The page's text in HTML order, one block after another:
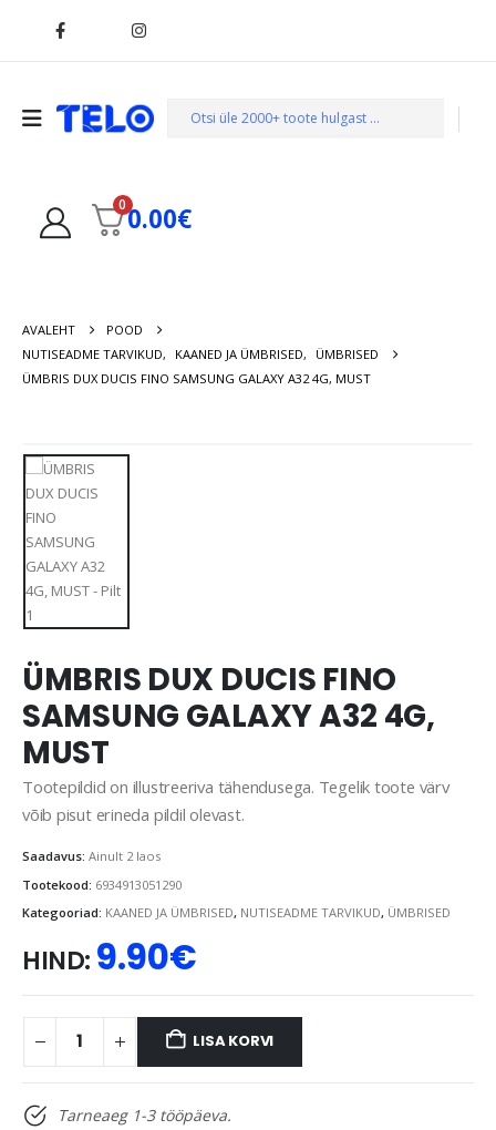
00.00€
AVALEHT
POOD
NUTISEADME TARVIKUD, KAANED JA ÜMBRISED,
ÜMBRISED
ÜMBRIS DUX DUCIS FINO SAMSUNG GALAXY A32 4G, MUST
ÜMBRIS DUX DUCIS FINO
SAMSUNG GALAXY A32 4G,
MUST
Tootepildid on illustreeriva tähendusega. Tegelik toote värv
võib pisut erineda pildil olevast.
Saadavus: Ainult 2 laos
Tootekood: 6934913051290
Kategooriad: KAANED JA ÜMBRISED, NUTISEADME TARVIKUD, ÜMBRISED
HIND: 9.90€
LISA KORVI
Tarneaeg 1-3 tööpäeva.